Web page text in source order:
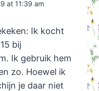
at 11:39 am
Ik kocht
bij
Ik gebruik hem
zo. Hoewel ik
je daar niet